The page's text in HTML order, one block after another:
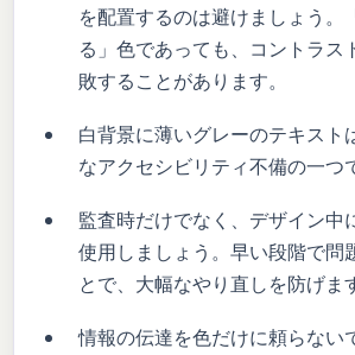
を配置するのは避けましょう。
る」色であっても、コントラス
敗することがあります。
白背景に薄いグレーのテキスト
なアクセシビリティ不備の一つ
監査時だけでなく、デザイン中
使用しましょう。早い段階で問
とで、大幅なやり直しを防げま
情報の伝達を色だけに頼らない